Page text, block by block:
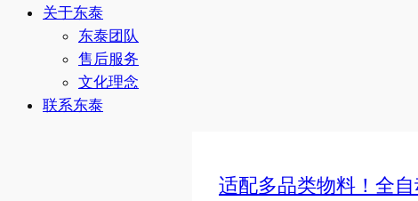
关于东泰
东泰团队
售后服务
文化理念
联系东泰
适配多品类物料！全